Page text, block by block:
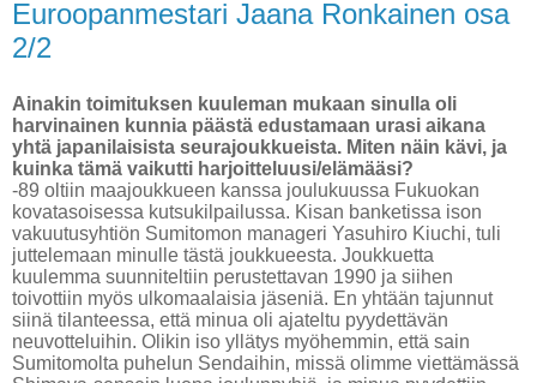
Euroopanmestari Jaana Ronkainen osa
2/2
Ainakin toimituksen kuuleman mukaan sinulla oli
harvinainen kunnia päästä edustamaan urasi aikana
yhtä japanilaisista seurajoukkueista. Miten näin kävi, ja
kuinka tämä vaikutti harjoitteluusi/elämääsi?
-89 oltiin maajoukkueen kanssa joulukuussa Fukuokan
kovatasoisessa kutsukilpailussa. Kisan banketissa ison
vakuutusyhtiön Sumitomon manageri Yasuhiro Kiuchi, tuli
juttelemaan minulle tästä joukkueesta. Joukkuetta
kuulemma suunniteltiin perustettavan 1990 ja siihen
toivottiin myös ulkomaalaisia jäseniä. En yhtään tajunnut
siinä tilanteessa, että minua oli ajateltu pyydettävän
neuvotteluihin. Olikin iso yllätys myöhemmin, että sain
Sumitomolta puhelun Sendaihin, missä olimme viettämässä